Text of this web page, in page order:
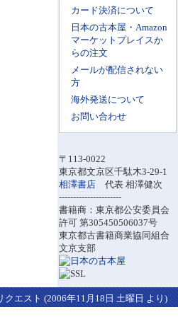
カード決済について
日本の古本屋・Amazon
マーケットプレイスか
らの注文
メールが配信されない
方
海外発送について
お問い合わせ
〒113-0022
東京都文京区千駄木3-29-1
相澤書店 代表 相澤健次
----------------------
書籍商：東京都公安委員会
許可 第305450506037号
東京都古書籍商業協同組合
文京支部
クエスト (2006年11月18日 土曜日 より)